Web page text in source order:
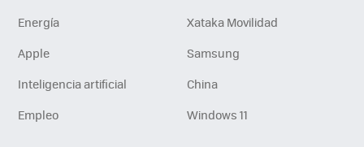
Energía
Xataka Movilidad
Apple
Samsung
Inteligencia artificial
China
Empleo
Windows 11